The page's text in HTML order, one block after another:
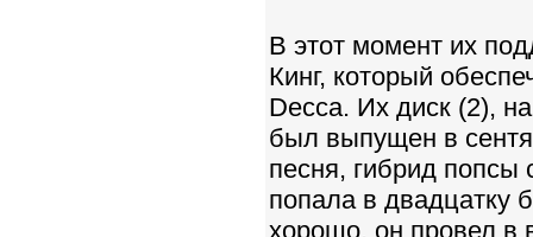
В этот момент их
Кинг, который
Decca. Их диск (2),
был выпущен в
песня, гибрид
попала в двадцатку
хорошо, он провел в